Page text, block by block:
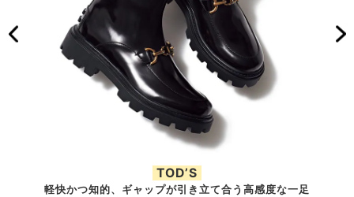
TOD’S
軽快かつ知的、ギャップが引き立て合う高感度な一足